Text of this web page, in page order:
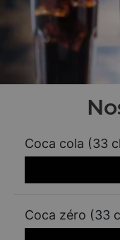
Coca cola (33
Coca zéro (33